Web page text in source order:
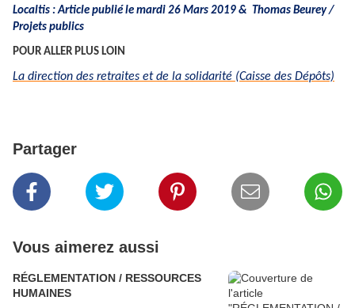
Localtis : Article publié le mardi 26 Mars 2019 & Thomas Beurey /
Projets publics
POUR ALLER PLUS LOIN
La direction des retraites et de la solidarité (Caisse des Dépôts)
Partager
Vous aimerez aussi
RÉGLEMENTATION / RESSOURCES
HUMAINES